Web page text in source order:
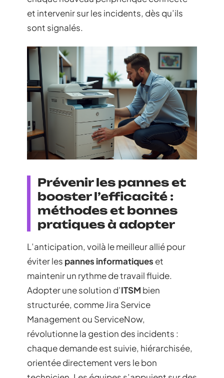
et intervenir sur les incidents, dès qu’ils
sont signalés.
Prévenir les pannes et
booster l’efficacité :
méthodes et bonnes
pratiques à adopter
L’anticipation, voilà le meilleur allié pour
éviter les pannes informatiques et
maintenir un rythme de travail fluide.
Adopter une solution d’ITSM bien
structurée, comme Jira Service
Management ou ServiceNow,
révolutionne la gestion des incidents :
chaque demande est suivie, hiérarchisée,
orientée directement vers le bon